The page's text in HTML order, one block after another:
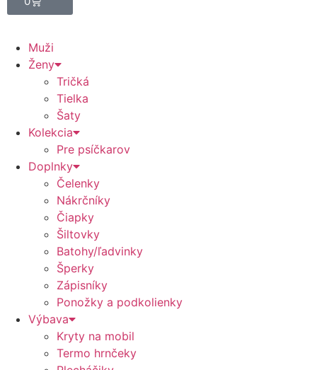
Muži
Ženy
Tričká
Tielka
Šaty
Kolekcia
Pre psíčkarov
Doplnky
Čelenky
Nákrčníky
Čiapky
Šiltovky
Batohy/ľadvinky
Šperky
Zápisníky
Ponožky a podkolienky
Výbava
Kryty na mobil
Termo hrnčeky